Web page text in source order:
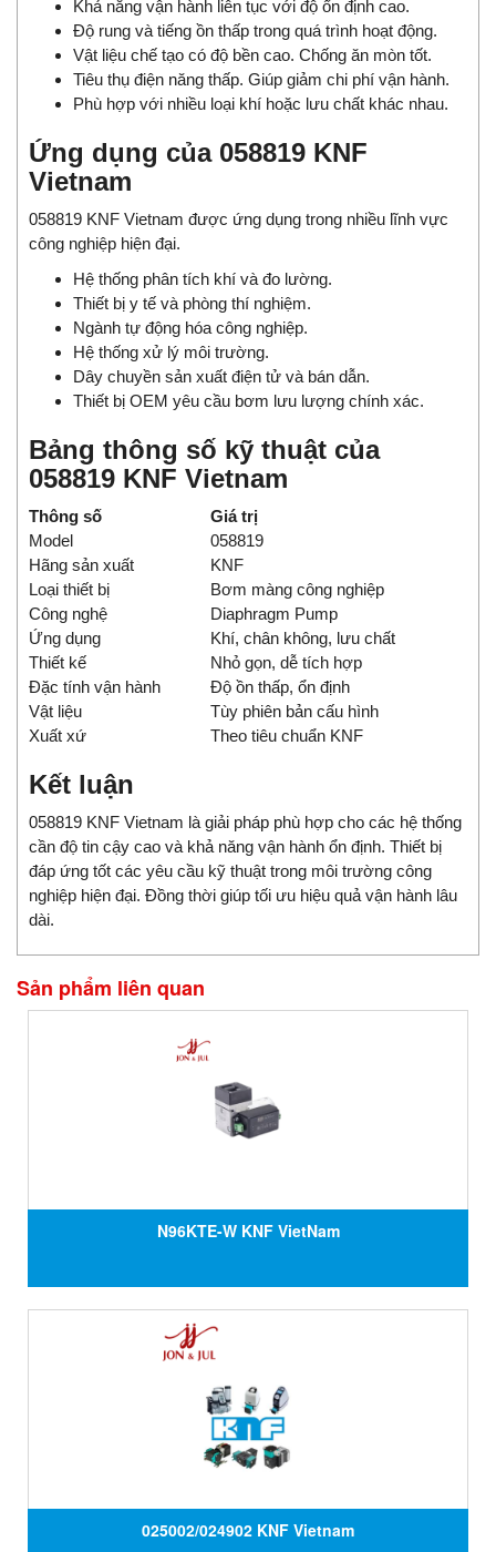
Khả năng vận hành liên tục với độ ổn định cao.
Độ rung và tiếng ồn thấp trong quá trình hoạt động.
Vật liệu chế tạo có độ bền cao. Chống ăn mòn tốt.
Tiêu thụ điện năng thấp. Giúp giảm chi phí vận hành.
Phù hợp với nhiều loại khí hoặc lưu chất khác nhau.
Ứng dụng của 058819 KNF
Vietnam
058819 KNF Vietnam được ứng dụng trong nhiều lĩnh vực
công nghiệp hiện đại.
Hệ thống phân tích khí và đo lường.
Thiết bị y tế và phòng thí nghiệm.
Ngành tự động hóa công nghiệp.
Hệ thống xử lý môi trường.
Dây chuyền sản xuất điện tử và bán dẫn.
Thiết bị OEM yêu cầu bơm lưu lượng chính xác.
Bảng thông số kỹ thuật của
058819 KNF Vietnam
Thông số
Giá trị
Model
058819
Hãng sản xuất
KNF
Loại thiết bị
Bơm màng công nghiệp
Công nghệ
Diaphragm Pump
Ứng dụng
Khí, chân không, lưu chất
Thiết kế
Nhỏ gọn, dễ tích hợp
Đặc tính vận hành
Độ ồn thấp, ổn định
Vật liệu
Tùy phiên bản cấu hình
Xuất xứ
Theo tiêu chuẩn KNF
Kết luận
058819 KNF Vietnam là giải pháp phù hợp cho các hệ thống
cần độ tin cậy cao và khả năng vận hành ổn định. Thiết bị
đáp ứng tốt các yêu cầu kỹ thuật trong môi trường công
nghiệp hiện đại. Đồng thời giúp tối ưu hiệu quả vận hành lâu
dài.
Sản phẩm liên quan
N96KTE-W KNF VietNam
025002/024902 KNF Vietnam